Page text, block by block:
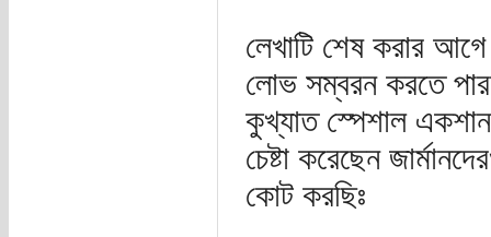
লেখাটি শেষ করার
লোভ সম্বরন করতে
কুখ্যাত স্পেশাল
চেষ্টা করেছেন
কোট করছিঃ